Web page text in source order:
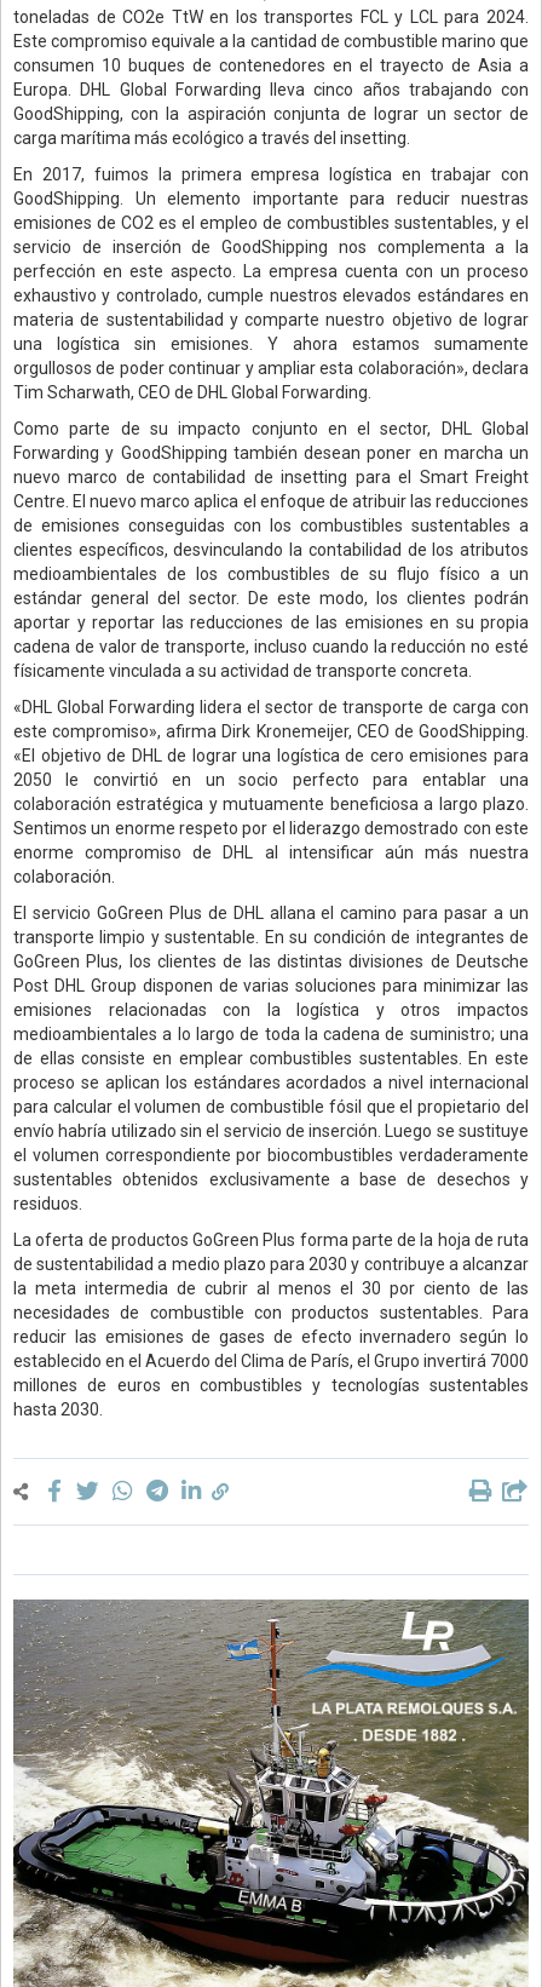
toneladas de CO2e TtW en los transportes FCL y LCL para 2024.
Este compromiso equivale a la cantidad de combustible marino que
consumen 10 buques de contenedores en el trayecto de Asia a
Europa. DHL Global Forwarding lleva cinco años trabajando con
GoodShipping, con la aspiración conjunta de lograr un sector de
carga marítima más ecológico a través del insetting.
En 2017, fuimos la primera empresa logística en trabajar con
GoodShipping. Un elemento importante para reducir nuestras
emisiones de CO2 es el empleo de combustibles sustentables, y el
servicio de inserción de GoodShipping nos complementa a la
perfección en este aspecto. La empresa cuenta con un proceso
exhaustivo y controlado, cumple nuestros elevados estándares en
materia de sustentabilidad y comparte nuestro objetivo de lograr
una logística sin emisiones. Y ahora estamos sumamente
orgullosos de poder continuar y ampliar esta colaboración», declara
Tim Scharwath, CEO de DHL Global Forwarding.
Como parte de su impacto conjunto en el sector, DHL Global
Forwarding y GoodShipping también desean poner en marcha un
nuevo marco de contabilidad de insetting para el Smart Freight
Centre. El nuevo marco aplica el enfoque de atribuir las reducciones
de emisiones conseguidas con los combustibles sustentables a
clientes específicos, desvinculando la contabilidad de los atributos
medioambientales de los combustibles de su flujo físico a un
estándar general del sector. De este modo, los clientes podrán
aportar y reportar las reducciones de las emisiones en su propia
cadena de valor de transporte, incluso cuando la reducción no esté
físicamente vinculada a su actividad de transporte concreta.
«DHL Global Forwarding lidera el sector de transporte de carga con
este compromiso», afirma Dirk Kronemeijer, CEO de GoodShipping.
«El objetivo de DHL de lograr una logística de cero emisiones para
2050 le convirtió en un socio perfecto para entablar una
colaboración estratégica y mutuamente beneficiosa a largo plazo.
Sentimos un enorme respeto por el liderazgo demostrado con este
enorme compromiso de DHL al intensificar aún más nuestra
colaboración.
El servicio GoGreen Plus de DHL allana el camino para pasar a un
transporte limpio y sustentable. En su condición de integrantes de
GoGreen Plus, los clientes de las distintas divisiones de Deutsche
Post DHL Group disponen de varias soluciones para minimizar las
emisiones relacionadas con la logística y otros impactos
medioambientales a lo largo de toda la cadena de suministro; una
de ellas consiste en emplear combustibles sustentables. En este
proceso se aplican los estándares acordados a nivel internacional
para calcular el volumen de combustible fósil que el propietario del
envío habría utilizado sin el servicio de inserción. Luego se sustituye
el volumen correspondiente por biocombustibles verdaderamente
sustentables obtenidos exclusivamente a base de desechos y
residuos.
La oferta de productos GoGreen Plus forma parte de la hoja de ruta
de sustentabilidad a medio plazo para 2030 y contribuye a alcanzar
la meta intermedia de cubrir al menos el 30 por ciento de las
necesidades de combustible con productos sustentables. Para
reducir las emisiones de gases de efecto invernadero según lo
establecido en el Acuerdo del Clima de París, el Grupo invertirá 7000
millones de euros en combustibles y tecnologías sustentables
hasta 2030.